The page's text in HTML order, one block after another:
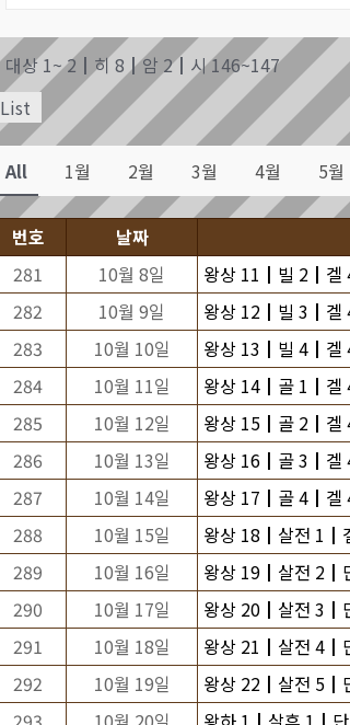
대상 1~ 2┃히 8┃암 2┃시 146~147
List
All 1월 2월 3월 4월 5월
번호 날짜
281
10월 8일
왕상 11┃빌 2┃겔
282
10월 9일
왕상 12┃빌 3┃겔
283
10월 10일
왕상 13┃빌 4┃겔
284
10월 11일
왕상 14┃골 1┃겔
285
10월 12일
왕상 15┃골 2┃겔
286
10월 13일
왕상 16┃골 3┃겔
287
10월 14일
왕상 17┃골 4┃겔
288
10월 15일
왕상 18┃살전 1┃
289
10월 16일
왕상 19┃살전 2┃
290
10월 17일
왕상 20┃살전 3┃
291
10월 18일
왕상 21┃살전 4┃
292
10월 19일
왕상 22┃살전 5┃